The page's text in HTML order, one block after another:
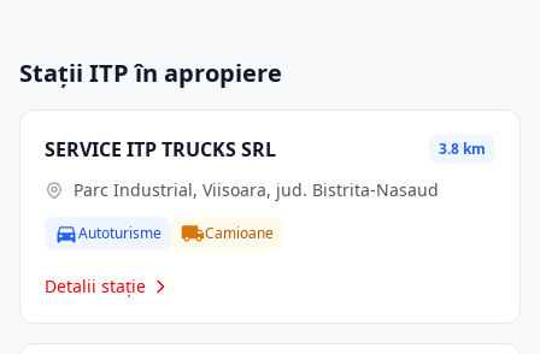
Stații ITP în apropiere
SERVICE ITP TRUCKS SRL 3.8 km
Parc Industrial, Viisoara, jud. Bistrita-Nasaud
Autoturisme Camioane
Detalii stație